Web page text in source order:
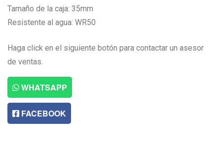
Tamaño de la caja: 35mm
Resistente al agua: WR50
Haga click en el siguiente botón para contactar un asesor
de ventas.
WHATSAPP
FACEBOOK